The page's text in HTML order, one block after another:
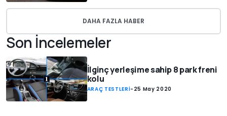
DAHA FAZLA HABER
Son İncelemeler
İlginç yerleşime sahip 8 park freni
kolu
ARAÇ TESTLERİ- 25 May 2020